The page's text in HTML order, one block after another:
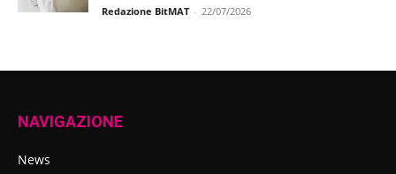
Redazione BitMAT - 22/07/2026
NAVIGAZIONE
News